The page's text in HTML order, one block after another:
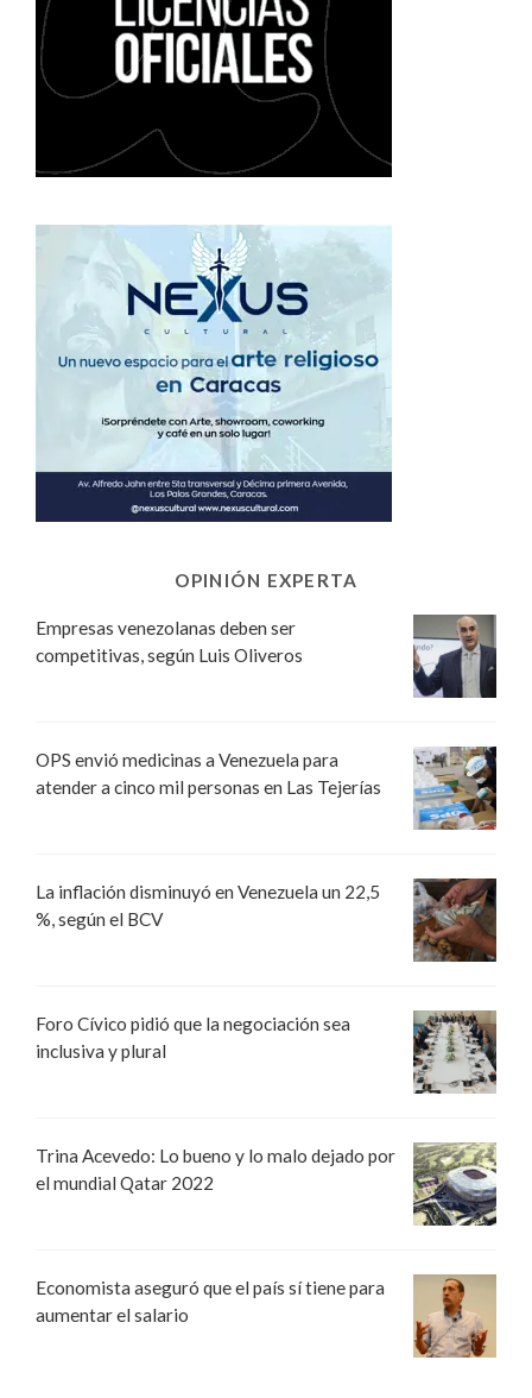
OPINIÓN EXPERTA
Empresas venezolanas deben ser
competitivas, según Luis Oliveros
OPS envió medicinas a Venezuela para
atender a cinco mil personas en Las Tejerías
La inflación disminuyó en Venezuela un 22,5
%, según el BCV
Foro Cívico pidió que la negociación sea
inclusiva y plural
Trina Acevedo: Lo bueno y lo malo dejado por
el mundial Qatar 2022
Economista aseguró que el país sí tiene para
aumentar el salario